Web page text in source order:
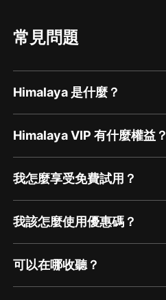
常見問題
Himalaya 是什麼？
Himalaya VIP 有什麼權益？
我怎麼享受免費試用？
我該怎麼使用優惠碼？
可以在哪收聽？